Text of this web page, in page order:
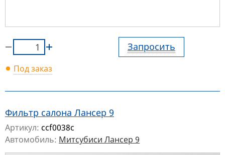
Запросить
Под заказ
Фильтр салона Лансер 9
Артикул: ccf0038c
Автомобиль: Митсубиси Лансер 9